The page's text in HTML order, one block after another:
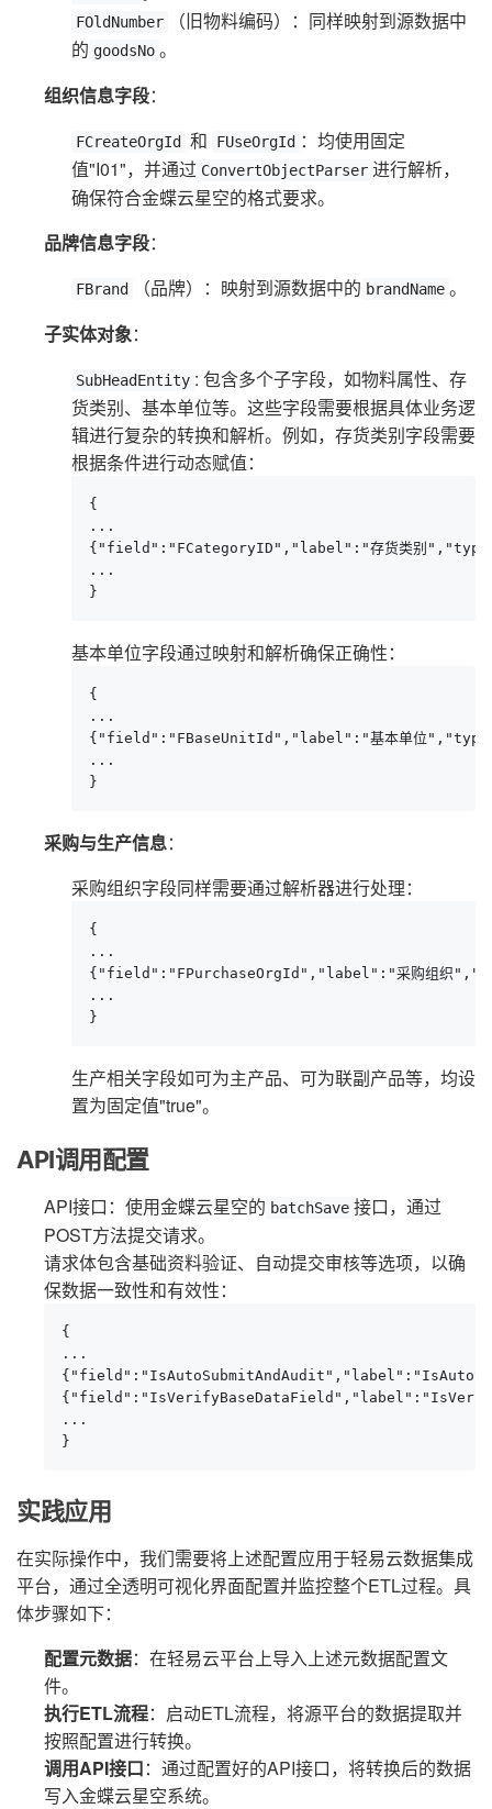
FOldNumber
（旧物料编码）：同样映射到源数据中
的 goodsNo 。
组织信息字段：
FCreateOrgId 和 FUseOrgId ：均使用固定
值"I01"，并通过 ConvertObjectParser 进行解析，
确保符合金蝶云星空的格式要求。
品牌信息字段：
FBrand （品牌）：映射到源数据中的 brandName 。
子实体对象：
SubHeadEntity : 包含多个子字段，如物料属性、存
货类别、基本单位等。这些字段需要根据具体业务逻
辑进行复杂的转换和解析。例如，存货类别字段需要
根据条件进行动态赋值：
{
...
{"field":"FCategoryID","label":"存货类别
...
}
基本单位字段通过映射和解析确保正确性：
{
...
{"field":"FBaseUnitId","label":"基本单位
...
}
采购与生产信息：
采购组织字段同样需要通过解析器进行处理：
{
...
{"field":"FPurchaseOrgId","label":"采购组织
...
}
生产相关字段如可为主产品、可为联副产品等，均设
置为固定值"true"。
API调用配置
API接口：使用金蝶云星空的 batchSave 接口，通过
POST方法提交请求。
请求体包含基础资料验证、自动提交审核等选项，以确
保数据一致性和有效性：
{
...
...
}
实践应用
在实际操作中，我们需要将上述配置应用于轻易云数据集成
平台，通过全透明可视化界面配置并监控整个ETL过程。具
体步骤如下：
配置元数据：在轻易云平台上导入上述元数据配置文
件。
执行ETL流程：启动ETL流程，将源平台的数据提取并
按照配置进行转换。
调用API接口：通过配置好的API接口，将转换后的数据
写入金蝶云星空系统。